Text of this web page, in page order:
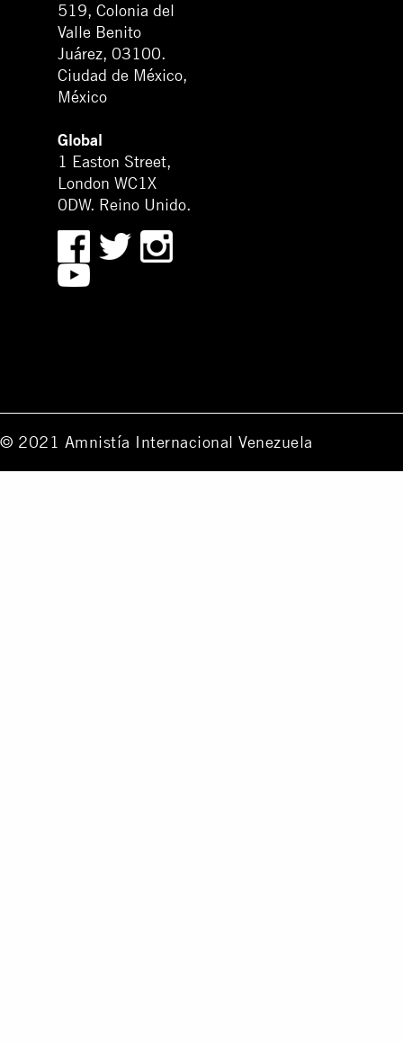
519, Colonia del
Valle Benito
Juárez, 03100.
Ciudad de México,
México
Global
1 Easton Street,
London WC1X
0DW. Reino Unido.
© 2021 Amnistía Internacional Venezuela